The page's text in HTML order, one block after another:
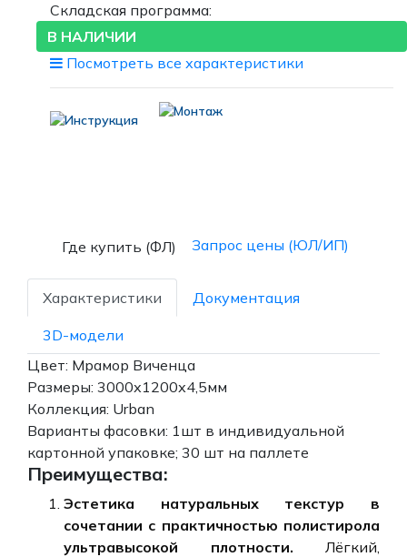
Складская программа:
В НАЛИЧИИ
Посмотреть все характеристики
Где купить (ФЛ) Запрос цены (ЮЛ/ИП)
Характеристики Документация
3D-модели
Цвет: Мрамор Виченца
Размеры: 3000х1200х4,5мм
Коллекция: Urban
Варианты фасовки: 1шт в индивидуальной
картонной упаковке; 30 шт на паллете
Преимущества:
Эстетика натуральных текстур в
сочетании с практичностью полистирола
ультравысокой плотности. Лёгкий,